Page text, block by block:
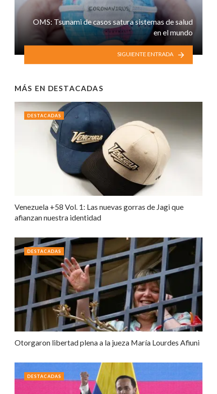
OMS: Tsunami de casos satura sistemas de salud
en el mundo
SIGUIENTE ENTRADA
MÁS EN DESTACADAS
Venezuela +58 Vol. 1: Las nuevas gorras de Jagi que
afianzan nuestra identidad
DESTACADAS
Otorgaron libertad plena a la jueza María Lourdes Afiuni
DESTACADAS
DESTACADAS